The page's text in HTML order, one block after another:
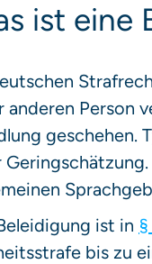
ist eine
anderen Person
geschehen.
ist in
bis zu